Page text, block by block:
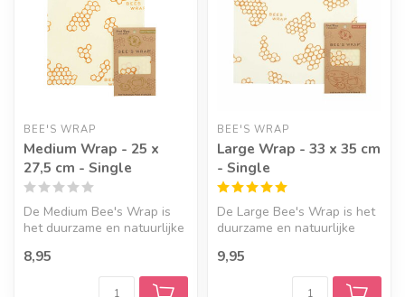
BEE'S WRAP
Medium Wrap - 25 x
27,5 cm - Single
De Medium Bee's Wrap is
het duurzame en natuurlijke
8,95
BEE'S WRAP
Large Wrap - 33 x 35 cm
- Single
De Large Bee's Wrap is het
duurzame en natuurlijke
opb...
9,95